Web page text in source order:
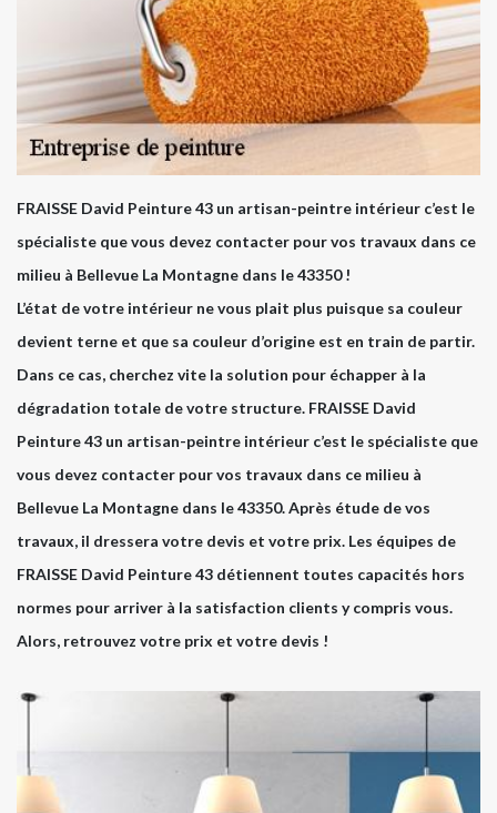
FRAISSE David Peinture 43 un artisan-peintre intérieur c’est le
spécialiste que vous devez contacter pour vos travaux dans ce
milieu à Bellevue La Montagne dans le 43350 !
L’état de votre intérieur ne vous plait plus puisque sa couleur
devient terne et que sa couleur d’origine est en train de partir.
Dans ce cas, cherchez vite la solution pour échapper à la
dégradation totale de votre structure. FRAISSE David
Peinture 43 un artisan-peintre intérieur c’est le spécialiste que
vous devez contacter pour vos travaux dans ce milieu à
Bellevue La Montagne dans le 43350. Après étude de vos
travaux, il dressera votre devis et votre prix. Les équipes de
FRAISSE David Peinture 43 détiennent toutes capacités hors
normes pour arriver à la satisfaction clients y compris vous.
Alors, retrouvez votre prix et votre devis !